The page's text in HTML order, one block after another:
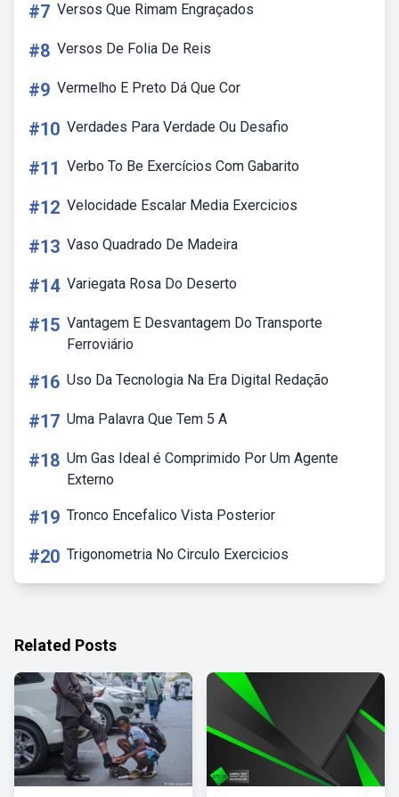
#7 Versos Que Rimam Engraçados
#8 Versos De Folia De Reis
#9 Vermelho E Preto Dá Que Cor
#10 Verdades Para Verdade Ou Desafio
#11 Verbo To Be Exercícios Com Gabarito
#12 Velocidade Escalar Media Exercicios
#13 Vaso Quadrado De Madeira
#14 Variegata Rosa Do Deserto
#15 Vantagem E Desvantagem Do Transporte
Ferroviário
#16 Uso Da Tecnologia Na Era Digital Redação
#17 Uma Palavra Que Tem 5 A
#18 Um Gas Ideal é Comprimido Por Um Agente
Externo
#19 Tronco Encefalico Vista Posterior
#20 Trigonometria No Circulo Exercicios
Related Posts